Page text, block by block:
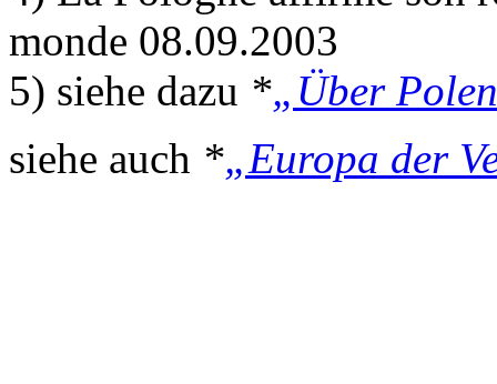
monde 08.09.2003
5) siehe dazu *„Über
siehe auch *„Europa der